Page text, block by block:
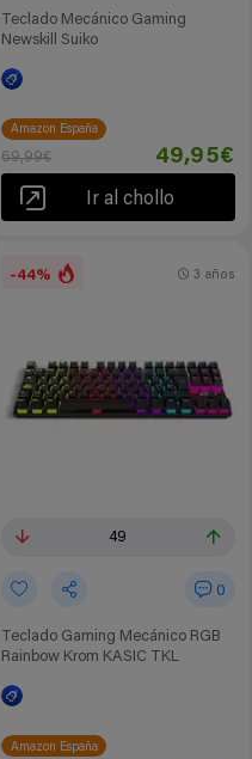
Teclado Mecánico Gaming
Newskill Suiko
Amazon España
69,99€ 49,95€
Ir al chollo
-44%
49
0
Teclado Gaming Mecánico RGB
Rainbow Krom KASIC TKL
3 años
Amazon España